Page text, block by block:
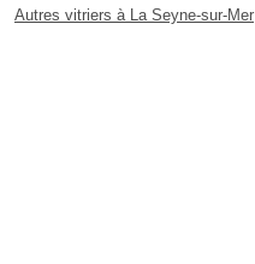
Autres vitriers à La Seyne-sur-Mer